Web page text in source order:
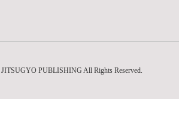
PUBLISHING All Rights Reserved.